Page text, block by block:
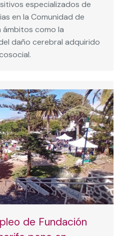
especializados de
en la Comunidad de
ámbitos como la
daño cerebral adquirido
de Fundación